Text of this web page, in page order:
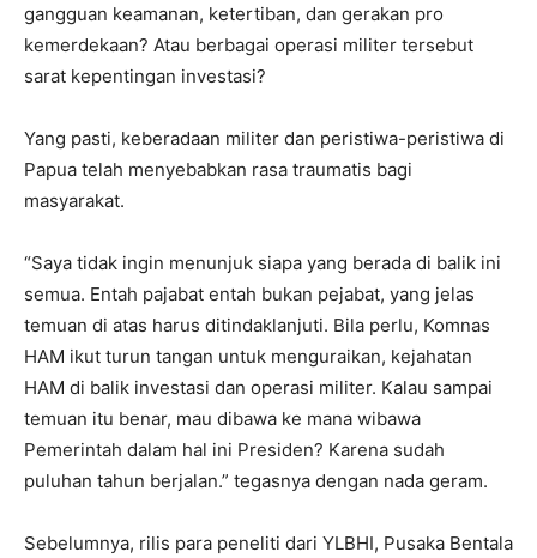
gangguan keamanan, ketertiban, dan gerakan pro
kemerdekaan? Atau berbagai operasi militer tersebut
sarat kepentingan investasi?
Yang pasti, keberadaan militer dan peristiwa-peristiwa di
Papua telah menyebabkan rasa traumatis bagi
masyarakat.
“Saya tidak ingin menunjuk siapa yang berada di balik ini
semua. Entah pajabat entah bukan pejabat, yang jelas
temuan di atas harus ditindaklanjuti. Bila perlu, Komnas
HAM ikut turun tangan untuk menguraikan, kejahatan
HAM di balik investasi dan operasi militer. Kalau sampai
temuan itu benar, mau dibawa ke mana wibawa
Pemerintah dalam hal ini Presiden? Karena sudah
puluhan tahun berjalan.” tegasnya dengan nada geram.
Sebelumnya, rilis para peneliti dari YLBHI, Pusaka Bentala